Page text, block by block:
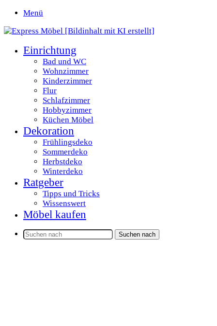
Menü
Einrichtung
Bad und WC
Wohnzimmer
Kinderzimmer
Flur
Schlafzimmer
Hobbyzimmer
Küchen Möbel
Dekoration
Frühlingsdeko
Sommerdeko
Herbstdeko
Winterdeko
Ratgeber
Tipps und Tricks
Wissenswert
Möbel kaufen
Suchen nach